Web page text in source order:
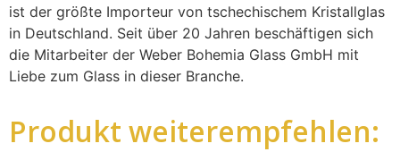
ist der größte Importeur von tschechischem Kristallglas
in Deutschland. Seit über 20 Jahren beschäftigen sich
die Mitarbeiter der Weber Bohemia Glass GmbH mit
Liebe zum Glass in dieser Branche.
Produkt weiterempfehlen: